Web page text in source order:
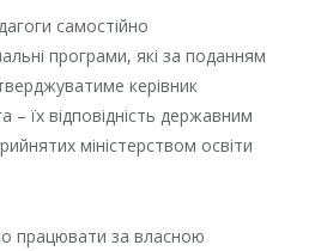
самостійно
програми, які за поданням
керівник
– їх відповідність державним
міністерством освіти
працювати за власною